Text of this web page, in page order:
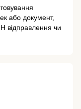
або документ,
відправлення чи